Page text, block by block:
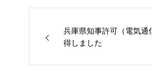
兵庫県知事許可（電気通
得しました